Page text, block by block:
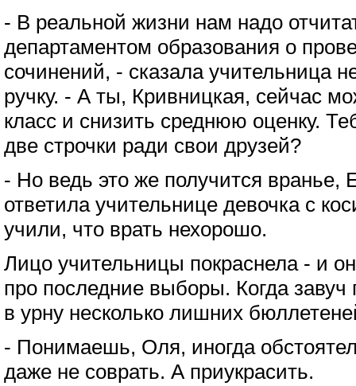
- В реальной жизни нам надо
департаментом образования о
сочинений, - сказала учительница
ручку. - А ты, Кривницкая, сейчас
класс и снизить среднюю оценку.
две строчки ради свои друзей?
- Но ведь это же получится вранье,
ответила учительнице девочка с
учили, что врать нехорошо.
Лицо учительницы покраснела - и
про последние выборы. Когда
в урну несколько лишних
- Понимаешь, Оля, иногда
даже не соврать. А приукрасить.